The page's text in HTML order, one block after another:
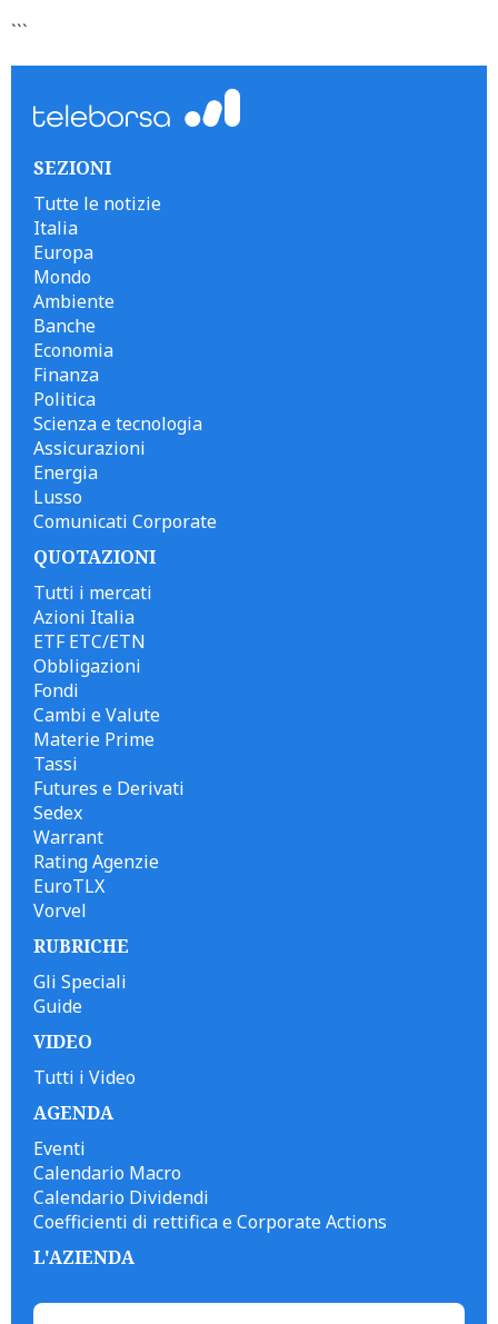
```
SEZIONI
Tutte le notizie
Italia
Europa
Mondo
Ambiente
Banche
Economia
Finanza
Politica
Scienza e tecnologia
Assicurazioni
Energia
Lusso
Comunicati Corporate
QUOTAZIONI
Tutti i mercati
Azioni Italia
ETF ETC/ETN
Obbligazioni
Fondi
Cambi e Valute
Materie Prime
Tassi
Futures e Derivati
Sedex
Warrant
Rating Agenzie
EuroTLX
Vorvel
RUBRICHE
Gli Speciali
Guide
VIDEO
Tutti i Video
AGENDA
Eventi
Calendario Macro
Calendario Dividendi
Coefficienti di rettifica e Corporate Actions
L'AZIENDA